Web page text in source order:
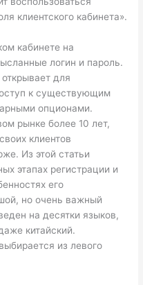
клиентского кабинета».
кабинете на
логин и пароль.
для
к существующим
опционами.
рынке более 10 лет,
клиентов
Из этой статьи
этапах регистрации и
его
но очень важный
на десятки языков,
китайский.
из левого